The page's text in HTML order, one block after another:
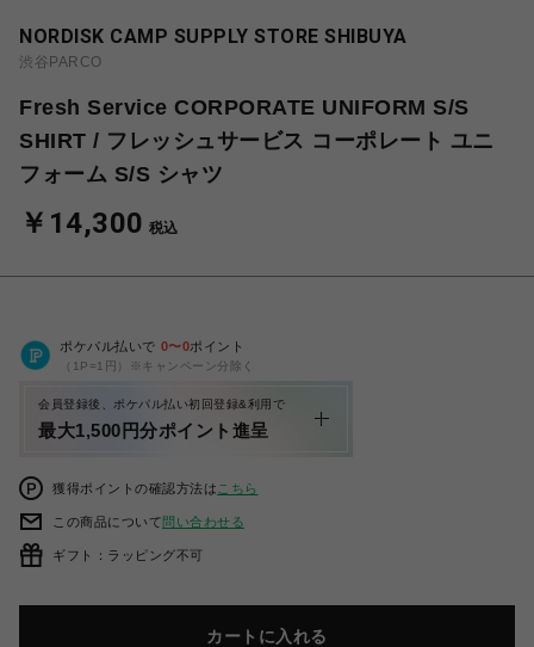
NORDISK CAMP SUPPLY STORE SHIBUYA
渋谷PARCO
Fresh Service CORPORATE UNIFORM S/S
SHIRT / フレッシュサービス コーポレート ユニ
フォーム S/S シャツ
￥14,300 税込
ポケパル払いで 0〜0ポイント
（1P=1円）※キャンペーン分除く
会員登録後、ポケパル払い初回登録&利用で
最大1,500円分ポイント進呈
獲得ポイントの確認方法は こちら
この商品について問い合わせる
ギフト：ラッピング不可
カートに入れる